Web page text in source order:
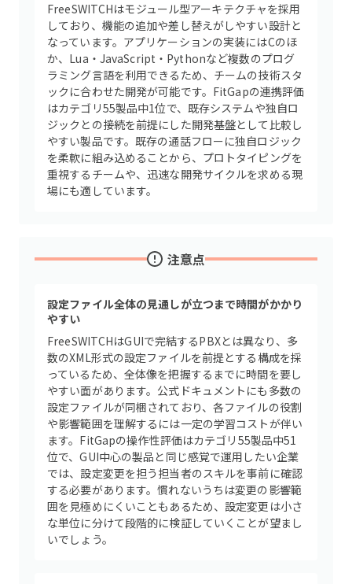
FreeSWITCHはモジュール型アーキテクチャを採用
しており、機能の追加や差し替えがしやすい設計と
なっています。アプリケーションの実装にはCのほ
か、Lua・JavaScript・Pythonなど複数のプログ
ラミング言語を利用できるため、チームの技術スタ
ックに合わせた開発が可能です。FitGapの連携評価
はカテゴリ55製品中1位で、既存システムや独自ロ
ジックとの接続を前提にした開発基盤として比較し
やすい製品です。既存の通話フローに独自ロジック
を柔軟に組み込めることから、プロトタイピングを
重視するチームや、迅速な開発サイクルを求める現
場にも適しています。
注意点
設定ファイル全体の見通しが立つまで時間がかかり
やすい
FreeSWITCHはGUIで完結するPBXとは異なり、多
数のXML形式の設定ファイルを前提とする構成を採
っているため、全体像を把握するまでに時間を要し
やすい面があります。公式ドキュメントにも多数の
設定ファイルが同梱されており、各ファイルの役割
や影響範囲を理解するには一定の学習コストが伴い
ます。FitGapの操作性評価はカテゴリ55製品中51
位で、GUI中心の製品と同じ感覚で運用したい企業
では、設定変更を担う担当者のスキルを事前に確認
する必要があります。慣れないうちは変更の影響範
囲を見極めにくいこともあるため、設定変更は小さ
な単位に分けて段階的に検証していくことが望まし
いでしょう。